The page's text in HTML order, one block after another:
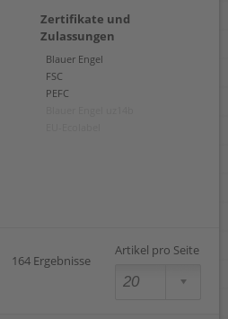
Zertifikate und
Zulassungen
Blauer Engel
FSC
PEFC
164 Ergebnisse
Artikel pro Seite